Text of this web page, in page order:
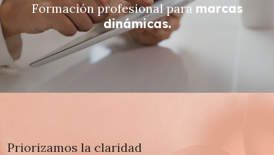
Formación profesional para marcas
dinámicas.
Priorizamos la claridad